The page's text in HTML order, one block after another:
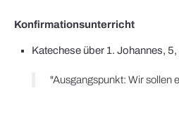
Konfirmationsunterricht
Katechese über 1. Johannes,